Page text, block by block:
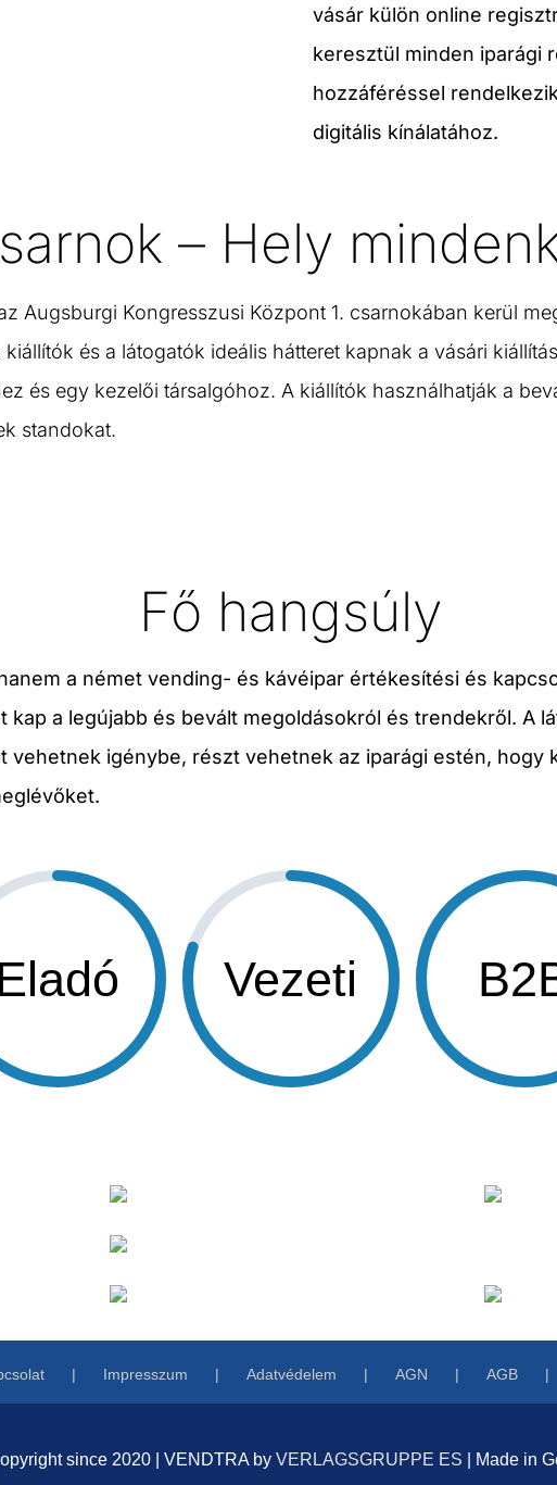
vásár külön online
keresztül minden iparági
hozzáféréssel
digitális kínálatához.
– Hely
Augsburgi Kongresszusi Központ 1. csarnokában kerül
és a látogatók ideális hátteret kapnak a vásári
és egy kezelői társalgóhoz. A kiállítók használhatják a
standokat.
Fő hangsúly
a német vending- és kávéipar értékesítési és
a legújabb és bevált megoldásokról és trendekről. A
vehetnek igénybe, részt vehetnek az iparági estén, hogy
Vezeti
Impresszum Adatvédelem AGN AGB
since 2020 | VENDTRA by VERLAGSGRUPPE ES | Made in